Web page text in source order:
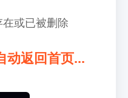
或已被删除
动返回首页...